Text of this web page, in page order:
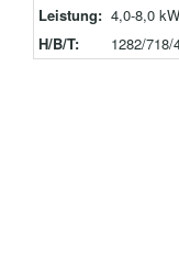
Leistung: 4,0-8,0 kW
H/B/T:
1282/718/